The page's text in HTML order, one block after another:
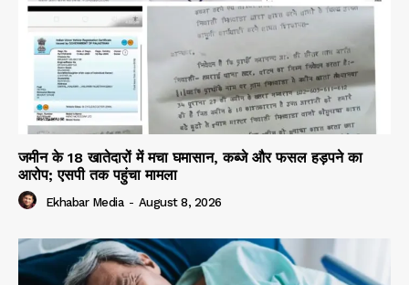
जमीन के 18 खातेदारों में मचा घमासान, कब्जे और फसल हड़पने का
आरोप; एसपी तक पहुंचा मामला
Ekhabar Media - August 8, 2026